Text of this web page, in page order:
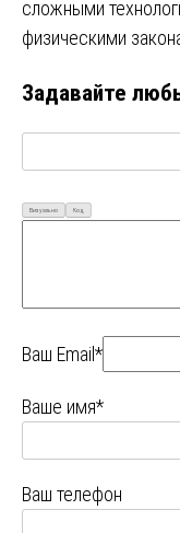
сложными
физическими
Задавайте
Визуально Код
Ваш Email*
Ваше имя*
Ваш телефон